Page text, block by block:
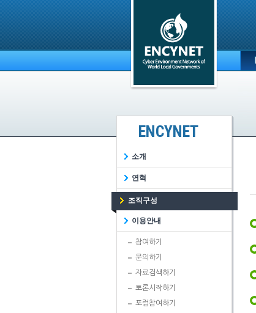
ENCYNET
소개
연혁
조직구성
이용안내
참여하기
문의하기
자료검색하기
토론시작하기
포럼참여하기